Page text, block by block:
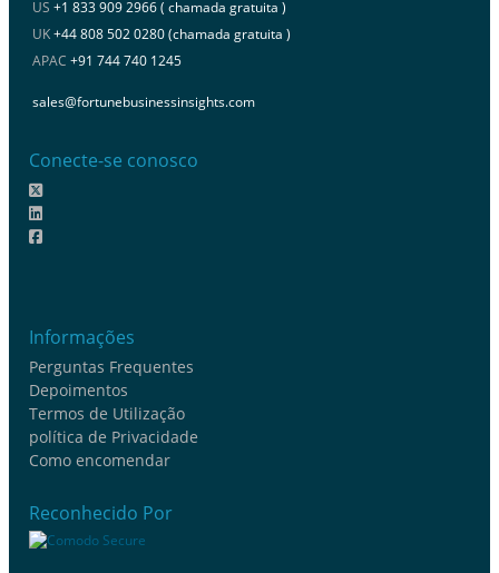
US +1 833 909 2966 ( chamada gratuita )
UK+44 808 502 0280 (chamada gratuita )
APAC +91 744 740 1245
sales@fortunebusinessinsights.com
Conecte-se conosco
Informações
Perguntas Frequentes
Depoimentos
Termos de Utilização
política de Privacidade
Como encomendar
Reconhecido Por